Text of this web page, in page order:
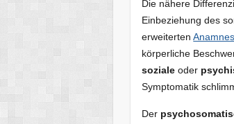
Die nähere
Einbeziehung des
erweiterten
körperliche
soziale oder
Symptomatik
Der